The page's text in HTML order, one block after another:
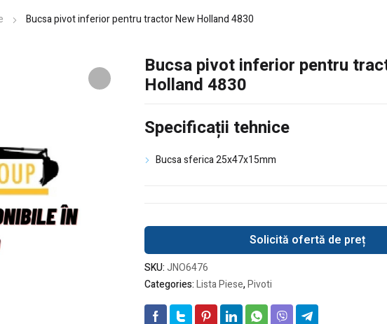
Bucsa pivot inferior pentru tractor New Holland 4830
Bucsa pivot inferior pentru
Holland 4830
Specificații tehnice
Bucsa sferica 25x47x15mm
Solicită ofertă de preț
SKU:JNO6476
Categories:Lista Piese,Pivoti